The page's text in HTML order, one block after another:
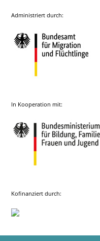
Administriert durch:
In Kooperation mit:
Kofinanziert durch: